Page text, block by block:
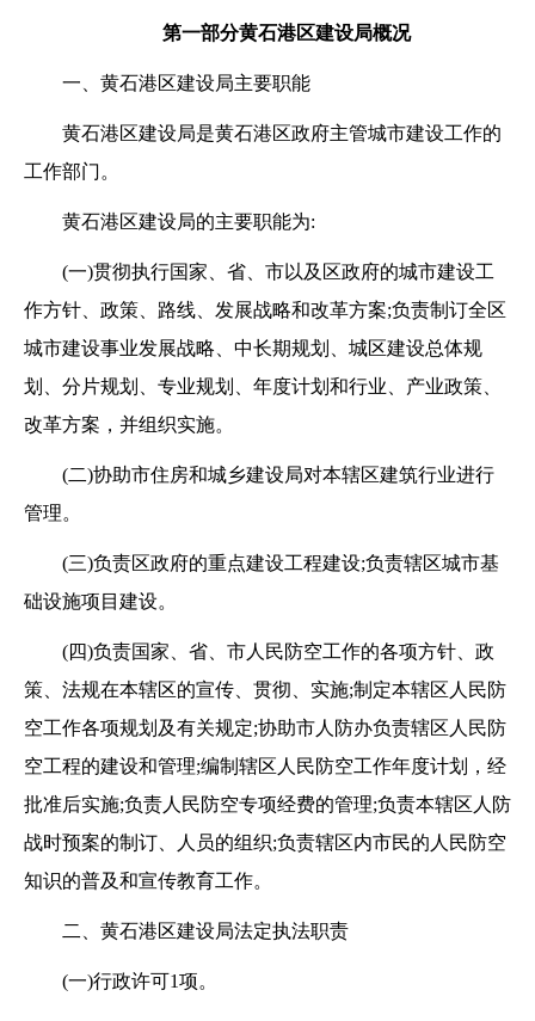
第一部分黄石港区建设局概况
一、黄石港区建设局主要职能
黄石港区建设局是黄石港区政府主管城市建设工作的
工作部门。
黄石港区建设局的主要职能为:
(一)贯彻执行国家、省、市以及区政府的城市建设工
作方针、政策、路线、发展战略和改革方案;负责制订全区
城市建设事业发展战略、中长期规划、城区建设总体规
划、分片规划、专业规划、年度计划和行业、产业政策、
改革方案，并组织实施。
(二)协助市住房和城乡建设局对本辖区建筑行业进行
管理。
(三)负责区政府的重点建设工程建设;负责辖区城市基
础设施项目建设。
(四)负责国家、省、市人民防空工作的各项方针、政
策、法规在本辖区的宣传、贯彻、实施;制定本辖区人民防
空工作各项规划及有关规定;协助市人防办负责辖区人民防
空工程的建设和管理;编制辖区人民防空工作年度计划，经
批准后实施;负责人民防空专项经费的管理;负责本辖区人防
战时预案的制订、人员的组织;负责辖区内市民的人民防空
知识的普及和宣传教育工作。
二、黄石港区建设局法定执法职责
(一)行政许可1项。